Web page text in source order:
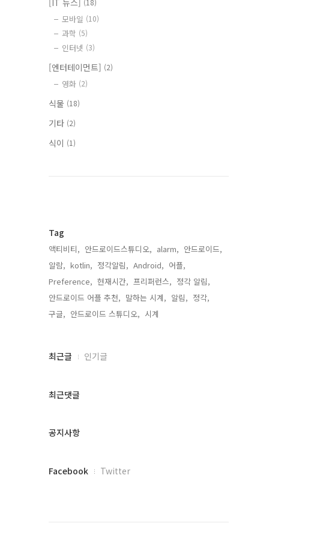
[IT 뉴스] (18)
모바일 (10)
과학 (5)
인터넷 (3)
[엔터테이먼트] (2)
영화 (2)
식물 (18)
기타 (2)
식이 (1)
Tag
액티비티, 안드로이드스튜디오, alarm, 안드로이드,
알람, kotlin, 정각알림, Android, 어플,
Preference, 현재시간, 프리퍼런스, 정각 알림,
안드로이드 어플 추천, 말하는 시계, 알림, 정각,
구글, 안드로이드 스튜디오, 시계,
최
과
글
최근글 인기글
최근댓글
공지사항
페
Facebook Twitter